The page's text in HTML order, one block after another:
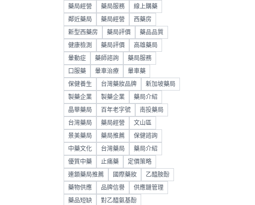
藥局經營 藥局服務 線上購藥
鄰近藥局 藥局經營 西藥房
新型西藥房 藥局評價 藥品品質
健康檢測 藥局評價 高雄藥局
暈動症 藥師諮詢 藥局服務
口服藥 暈車治療 暈車藥
保健養生 台灣藥妝品牌 新加坡藥局
製藥企業 製藥企業 藥局介紹
晶華藥局 百年老字號 南投藥局
台灣藥局 藥局經營 文山區
景美藥局 藥局推薦 保健諮詢
中藥文化 台灣藥局 藥局介紹
優質中藥 止痛藥 定價策略
連鎖藥局推薦 國際藥妝 乙醯胺酚
藥物供應 品牌信譽 供應鏈管理
藥品短缺 對乙醯氨基酚